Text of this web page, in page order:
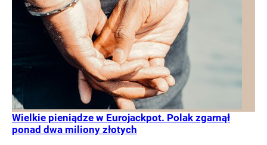
Wielkie pieniądze w Eurojackpot. Polak zgarnął
ponad dwa miliony złotych